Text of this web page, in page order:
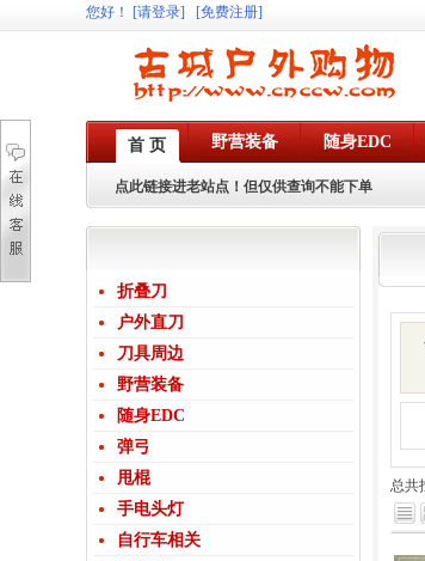
您好 ！ [请登录] [免费注册]
首 页 野营装备 随身EDC
点此链接进老站点！但仅供查询不能下单
折叠刀
户外直刀
刀具周边
野营装备
随身EDC
弹弓
甩棍
手电头灯
自行车相关
总共